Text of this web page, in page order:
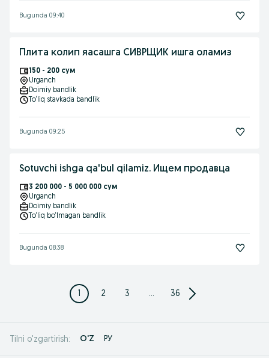
Bugunda 09:40
Плита колип яасашга СИВРЩИК ишга оламиз
150 - 200 сум
Urganch
Doimiy bandlik
To‘liq stavkada bandlik
Bugunda 09:25
Sotuvchi ishga qa'bul qilamiz. Ищем продавца
3 200 000 - 5 000 000 сум
Urganch
Doimiy bandlik
To‘liq bo‘lmagan bandlik
Bugunda 08:38
1 2 3 ... 36
Tilni o'zgartirish: O'Z РУ